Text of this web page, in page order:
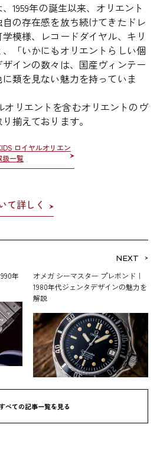
1959年の誕生以来、オリエント
の存在感を放ち続けてきたドレ
模様、レコードダイヤル、キリ
「いかにもオリエントらしい個
インの数々は、国産ヴィンテー
類を見ない魅力を持っていま
オリエントを含むオリエントのヴ
揃えております。
ロイヤルオリエン
扱一覧
て詳しく
年
NEXT
オメガ シーマスター プレボンド｜
1980年代ジェンタデザインの魅力を
解説
べての記事一覧を見る